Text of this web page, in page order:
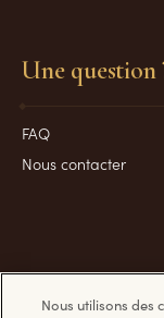
Une question
FAQ
Nous contacter
Nous utilisons des